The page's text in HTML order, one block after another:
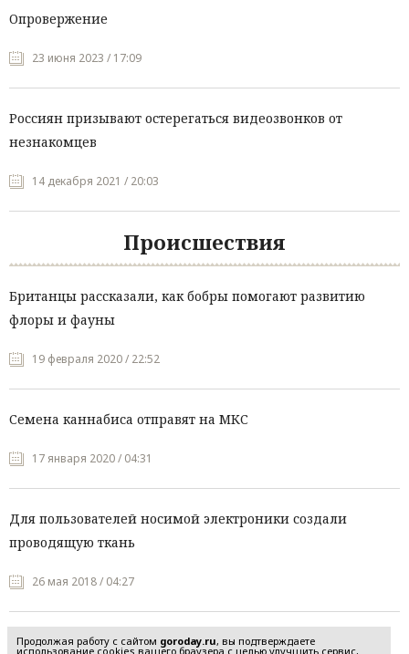
Опровержение
23 июня 2023 / 17:09
Россиян призывают остерегаться видеозвонков от
незнакомцев
14 декабря 2021 / 20:03
Происшествия
Британцы рассказали, как бобры помогают развитию
флоры и фауны
19 февраля 2020 / 22:52
Семена каннабиса отправят на МКС
17 января 2020 / 04:31
Для пользователей носимой электроники создали
проводящую ткань
26 мая 2018 / 04:27
Продолжая работу с сайтом goroday.ru, вы подтверждаете
использование cookies вашего браузера с целью улучшить сервис,